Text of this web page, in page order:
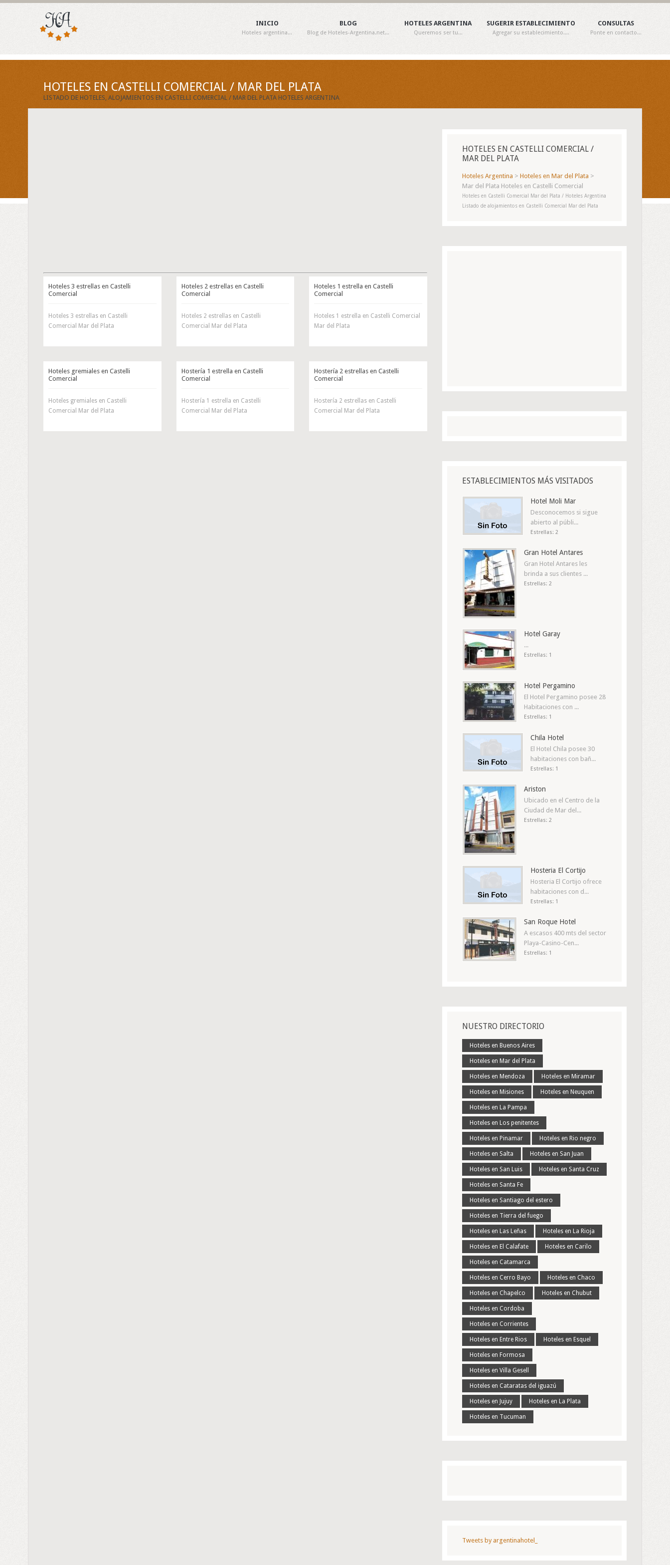
INICIO
Hoteles argentina...
BLOG
Blog de Hoteles-Argentina.net...
HOTELES ARGENTINA
Queremos ser tu...
SUGERIR ESTABLECIMIENTO
Agregar su establecimiento....
CONSULTAS
Ponte en contacto...
HOTELES EN CASTELLI COMERCIAL / MAR DEL PLATA
LISTADO DE HOTELES, ALOJAMIENTOS EN CASTELLI COMERCIAL / MAR DEL PLATA HOTELES ARGENTINA
Hoteles 3 estrellas en Castelli
Comercial
Hoteles 3 estrellas en Castelli
Comercial Mar del Plata
Hoteles 2 estrellas en Castelli
Comercial
Hoteles 2 estrellas en Castelli
Comercial Mar del Plata
Hoteles 1 estrella en Castelli
Comercial
Hoteles 1 estrella en Castelli Comercial
Mar del Plata
Hoteles gremiales en Castelli
Comercial
Hoteles gremiales en Castelli
Comercial Mar del Plata
Hostería 1 estrella en Castelli
Comercial
Hostería 1 estrella en Castelli
Comercial Mar del Plata
Hostería 2 estrellas en Castelli
Comercial
Hostería 2 estrellas en Castelli
Comercial Mar del Plata
HOTELES EN CASTELLI COMERCIAL /
MAR DEL PLATA
Hoteles Argentina > Hoteles en Mar del Plata >
Mar del Plata Hoteles en Castelli Comercial
Hoteles en Castelli Comercial Mar del Plata / Hoteles Argentina
Listado de alojamientos en Castelli Comercial Mar del Plata
ESTABLECIMIENTOS MÁS VISITADOS
Hotel Moli Mar
Desconocemos si sigue
abierto al públi...
Estrellas: 2
Gran Hotel Antares
Gran Hotel Antares les
brinda a sus clientes ...
Estrellas: 2
Hotel Garay
...
Estrellas: 1
Hotel Pergamino
El Hotel Pergamino posee 28
Habitaciones con ...
Estrellas: 1
Chila Hotel
El Hotel Chila posee 30
habitaciones con bañ...
Estrellas: 1
Ariston
Ubicado en el Centro de la
Ciudad de Mar del...
Estrellas: 2
Hosteria El Cortijo
Hosteria El Cortijo ofrece
habitaciones con d...
Estrellas: 1
San Roque Hotel
A escasos 400 mts del sector
Playa-Casino-Cen...
Estrellas: 1
NUESTRO DIRECTORIO
Hoteles en Buenos Aires
Hoteles en Mar del Plata
Hoteles en Mendoza Hoteles en Miramar
Hoteles en Misiones Hoteles en Neuquen
Hoteles en La Pampa
Hoteles en Los penitentes
Hoteles en Pinamar Hoteles en Rio negro
Hoteles en Salta Hoteles en San Juan
Hoteles en San Luis Hoteles en Santa Cruz
Hoteles en Santa Fe
Hoteles en Santiago del estero
Hoteles en Tierra del fuego
Hoteles en Las Leñas Hoteles en La Rioja
Hoteles en El Calafate Hoteles en Carilo
Hoteles en Catamarca
Hoteles en Cerro Bayo Hoteles en Chaco
Hoteles en Chapelco Hoteles en Chubut
Hoteles en Cordoba
Hoteles en Corrientes
Hoteles en Entre Rios Hoteles en Esquel
Hoteles en Formosa
Hoteles en Villa Gesell
Hoteles en Cataratas del iguazú
Hoteles en Jujuy Hoteles en La Plata
Hoteles en Tucuman
Tweets by argentinahotel_